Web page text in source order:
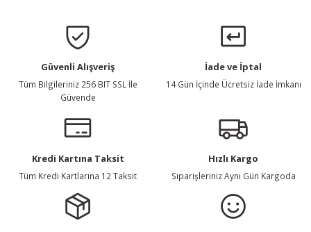
Güvenli Alışveriş
Tüm Bilgileriniz 256 BIT SSL İle
Güvende
İade ve İptal
14 Gün İçinde Ücretsiz İade İmkanı
Kredi Kartına Taksit
Tüm Kredi Kartlarına 12 Taksit
Hızlı Kargo
Siparişleriniz Aynı Gün Kargoda